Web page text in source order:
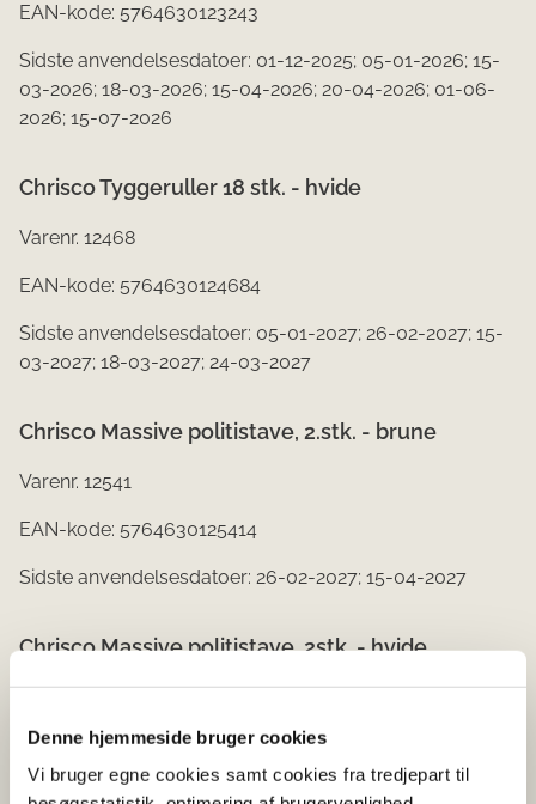
Denne hjemmeside bruger cookies
Vi bruger egne cookies samt cookies fra tredjepart til
EAN-kode: 5764630123243
Sidste anvendelsesdatoer: 01-12-2025; 05-01-2026; 15-
03-2026; 18-03-2026; 15-04-2026; 20-04-2026; 01-06-
2026; 15-07-2026
Chrisco Tyggeruller 18 stk. - hvide
Varenr. 12468
EAN-kode: 5764630124684
Sidste anvendelsesdatoer: 05-01-2027; 26-02-2027; 15-
03-2027; 18-03-2027; 24-03-2027
Chrisco Massive politistave, 2.stk. - brune
Varenr. 12541
EAN-kode: 5764630125414
Sidste anvendelsesdatoer: 26-02-2027; 15-04-2027
Chrisco Massive politistave, 2stk. - hvide
EAN-kode: 5764630125421
Sidste anvendelsesdatoer: 05-01-2027; 20-04-2027; 01-